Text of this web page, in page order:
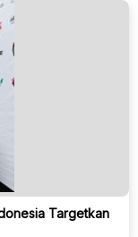
Targetkan